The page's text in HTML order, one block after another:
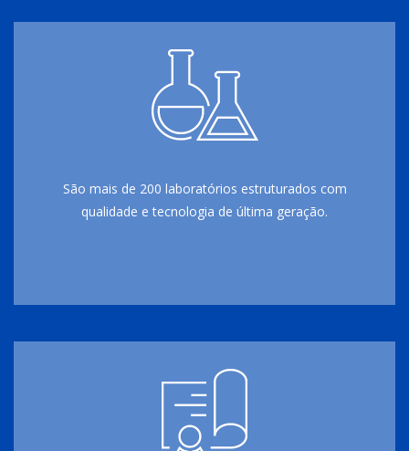
São mais de 200 laboratórios estruturados com
qualidade e tecnologia de última geração.